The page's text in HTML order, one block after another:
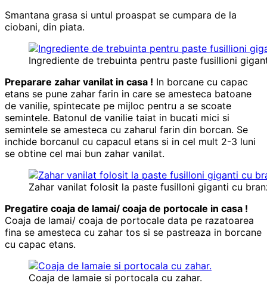
Smantana grasa si untul proaspat se cumpara de la
ciobani, din piata.
Ingrediente de trebuinta pentru paste fusillioni
Preparare zahar vanilat in casa ! In borcane cu capac
etans se pune zahar farin in care se amesteca batoane
de vanilie, spintecate pe mijloc pentru a se scoate
semintele. Batonul de vanilie taiat in bucati mici si
semintele se amesteca cu zaharul farin din borcan. Se
inchide borcanul cu capacul etans si in cel mult 2-3 luni
se obtine cel mai bun zahar vanilat.
Zahar vanilat folosit la paste fusilloni giganti cu
Pregatire coaja de lamai/ coaja de portocale in casa !
Coaja de lamai/ coaja de portocale data pe razatoarea
fina se amesteca cu zahar tos si se pastreaza in borcane
cu capac etans.
Coaja de lamaie si portocala cu zahar.